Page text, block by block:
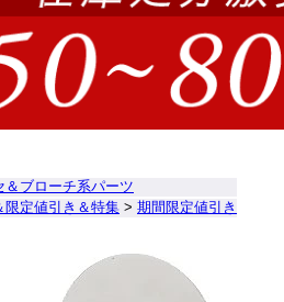
＆ブローチ系パーツ
限定値引き＆特集 > 期間限定値引き